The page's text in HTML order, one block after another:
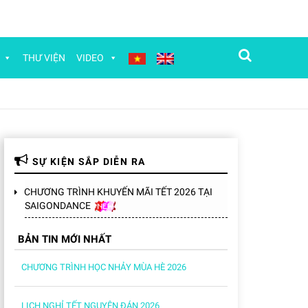
THƯ VIỆN VIDEO
SỰ KIỆN SẮP DIỄN RA
CHƯƠNG TRÌNH KHUYẾN MÃI TẾT 2026 TẠI
SAIGONDANCE
BẢN TIN MỚI NHẤT
CHƯƠNG TRÌNH HỌC NHẢY MÙA HÈ 2026
LỊCH NGHỈ TẾT NGUYÊN ĐÁN 2026